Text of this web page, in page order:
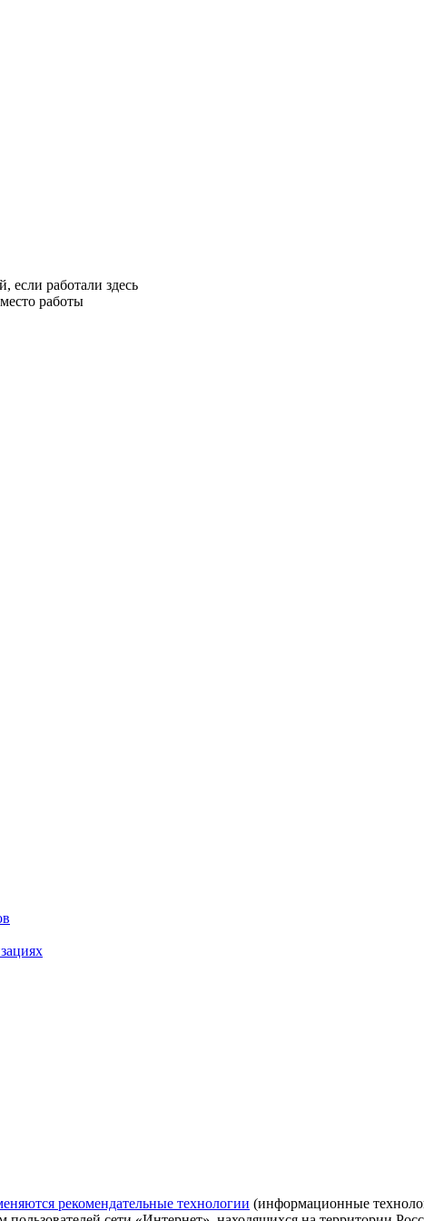
если работали здесь
работы
рекомендательные технологии (информационные